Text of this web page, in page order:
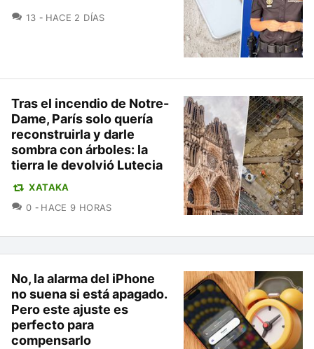
13 COMENTARIOS
HACE 2 DÍAS
Tras el incendio de Notre-
Dame, París solo quería
reconstruirla y darle
sombra con árboles: la
tierra le devolvió Lutecia
XATAKA
0 COMENTARIOS
HACE 9 HORAS
No, la alarma del iPhone
no suena si está apagado.
Pero este ajuste es
perfecto para
compensarlo